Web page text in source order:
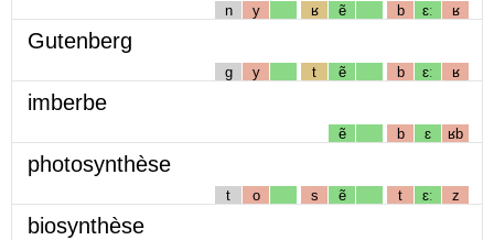
n y ʁ ẽ b ɛː ʁ
Gutenberg
g y t ẽ b ɛː ʁ
imberbe
ẽ b ɛ ʁb
photosynthèse
t o s ẽ t ɛː z
biosynthèse